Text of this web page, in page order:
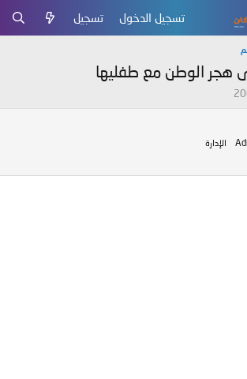
تسجيل الدخول تسجيل
هجر الوطن مع طفليها
الإدارة